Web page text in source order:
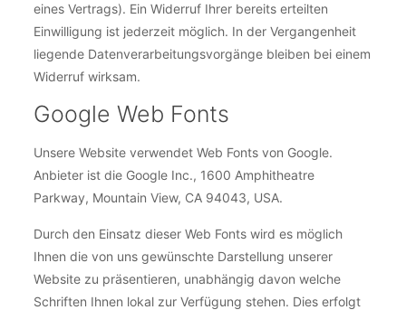
eines Vertrags). Ein Widerruf Ihrer bereits erteilten
Einwilligung ist jederzeit möglich. In der Vergangenheit
liegende Datenverarbeitungsvorgänge bleiben bei einem
Widerruf wirksam.
Google Web Fonts
Unsere Website verwendet Web Fonts von Google.
Anbieter ist die Google Inc., 1600 Amphitheatre
Parkway, Mountain View, CA 94043, USA.
Durch den Einsatz dieser Web Fonts wird es möglich
Ihnen die von uns gewünschte Darstellung unserer
Website zu präsentieren, unabhängig davon welche
Schriften Ihnen lokal zur Verfügung stehen. Dies erfolgt